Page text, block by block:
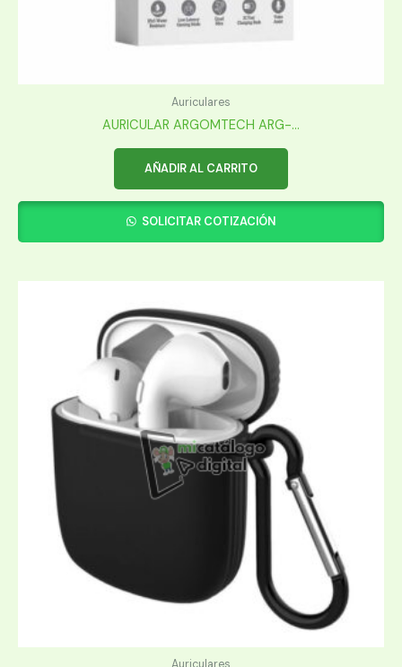
Auriculares
AURICULAR ARGOMTECH ARG-...
AÑADIR AL CARRITO
SOLICITAR COTIZACIÓN